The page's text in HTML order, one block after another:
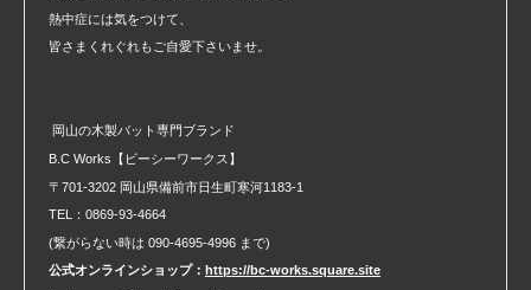
熱中症には気をつけて、
皆さまくれぐれもご自愛下さいませ。
岡山の木製バット専門ブランド
B.C Works【ビーシーワークス】
〒701-3202 岡山県備前市日生町寒河1183-1
TEL：0869-93-4664
(繋がらない時は 090-4695-4996 まで)
公式オンラインショップ： https://bc-works.square.site